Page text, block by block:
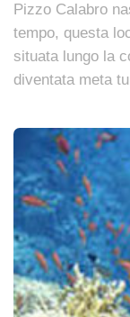
Pizzo Calabro
tempo, questa
situata lungo la
diventata meta